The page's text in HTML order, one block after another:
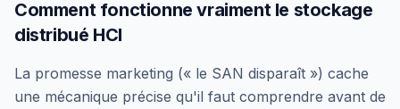
Comment fonctionne vraiment le stockage
distribué HCI
La promesse marketing (« le SAN disparaît ») cache
une mécanique précise qu'il faut comprendre avant de